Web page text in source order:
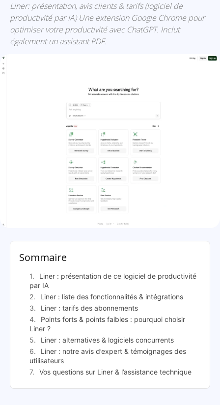
Liner: présentation, avis clients & tarifs (logiciel de
productivité par IA) Une extension Google Chrome pour
optimiser votre productivité avec ChatGPT. Inclut
également un assistant PDF.
Liner: présentation
Sommaire
Liner : présentation de ce logiciel de productivité
par IA
Liner : liste des fonctionnalités & intégrations
Liner : tarifs des abonnements
Points forts & points faibles : pourquoi choisir
Liner ?
Liner : alternatives & logiciels concurrents
Liner : notre avis d’expert & témoignages des
utilisateurs
Vos questions sur Liner & l’assistance technique